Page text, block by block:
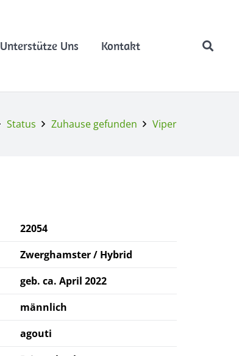
Unterstütze Uns Kontakt
Status Zuhause gefunden Viper
22054
Zwerghamster / Hybrid
geb. ca. April 2022
männlich
agouti